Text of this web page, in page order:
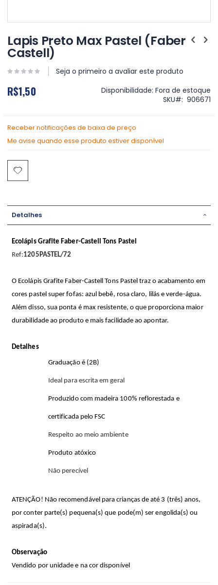
para
o
início
Galeria
imagens
Lapis Preto Max Pastel (Faber
Castell)
Seja o primeiro a avaliar este produto
R$1,50 Disponibilidade: Fora de estoque
SKU
906671
Receber notificações de baixa de preço
Me avise quando esse produto estiver disponível
Detalhes
Ecolápis Grafite Faber-Castell Tons Pastel
Ref:1205PASTEL/72
O Ecolápis Grafite Faber-Castell Tons Pastel traz o acabamento em
cores pastel super fofas: azul bebê, rosa claro, lilás e verde-água.
Além disso, sua ponta é max resistente, o que proporciona maior
durabilidade ao produto e mais facilidade ao apontar.
Detalhes
Graduação é (2B)
Ideal para escrita em geral
Produzido com madeira 100% reflorestada e
certificada pelo FSC
Respeito ao meio ambiente
Produto atóxico
Não perecível
ATENÇÃO! Não recomendável para crianças de até 3 (três) anos,
por conter parte(s) pequena(s) que pode(m) ser engolida(s) ou
aspirada(s).
Observação
Vendido por unidade e na cor disponível